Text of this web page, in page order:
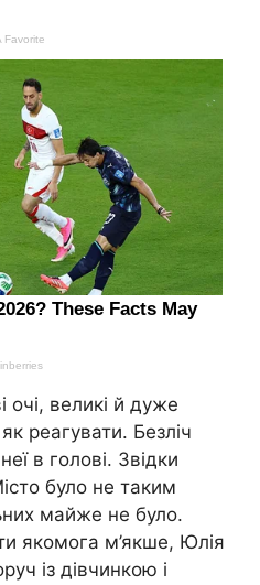
очі, великі й дуже
реагувати. Безліч
в голові. Звідки
було не таким
майже не було.
якомога м’якше, Юлія
із дівчинкою і